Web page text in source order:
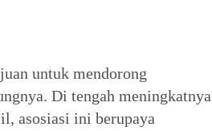
untuk mendorong
Di tengah meningkatnya
asosiasi ini berupaya